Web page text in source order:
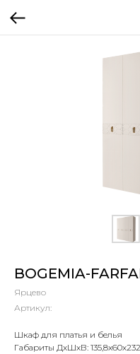
BOGEMIA-
Ярцево
Артикул:
Шкаф для платья и белья
Габариты ДхШхВ: